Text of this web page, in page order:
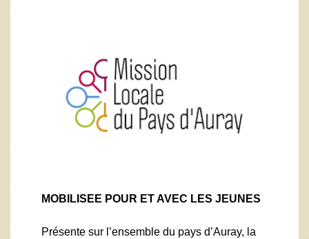
MOBILISEE POUR ET AVEC LES JEUNES
Présente sur l’ensemble du pays d’Auray, la